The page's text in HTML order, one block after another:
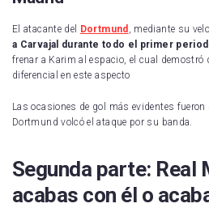
El atacante del Dortmund , mediante su
a Carvajal durante todo el primer
frenar a Karim al espacio, el cual demostró
diferencial en este aspecto
Las ocasiones de gol más evidentes fueron
Dortmund volcó el ataque por su banda.
Segunda parte: Real
acabas con él o